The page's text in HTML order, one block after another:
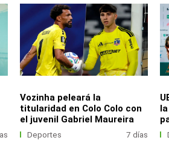
Vozinha peleará la
titularidad en Colo Colo con
el juvenil Gabriel Maureira
Deportes 7 días